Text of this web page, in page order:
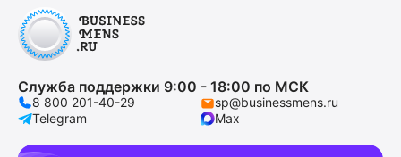
Служба поддержки 9:00 - 18:00 по МСК
8 800 201-40-29
sp@businessmens.ru
Telegram
Max